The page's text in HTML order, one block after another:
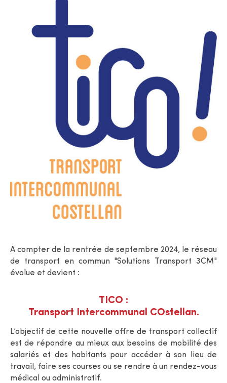
A compter de la rentrée de septembre 2024, le réseau
de transport en commun "Solutions Transport 3CM"
évolue et devient :
TICO :
Transport Intercommunal COstellan.
L’objectif de cette nouvelle offre de transport collectif
est de répondre au mieux aux besoins de mobilité des
salariés et des habitants pour accéder à son lieu de
travail, faire ses courses ou se rendre à un rendez-vous
médical ou administratif.